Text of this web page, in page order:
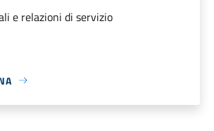
e relazioni di servizio